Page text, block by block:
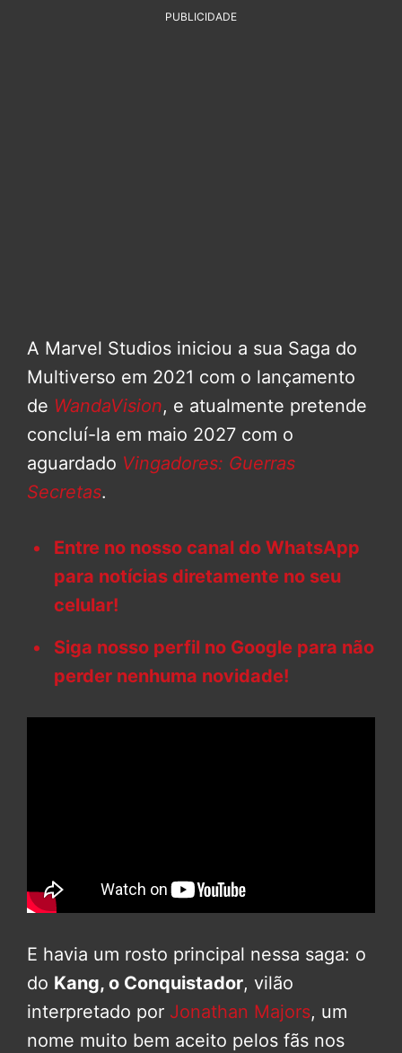
PUBLICIDADE
A Marvel Studios iniciou a sua Saga do
Multiverso em 2021 com o lançamento
de WandaVision, e atualmente pretende
concluí-la em maio 2027 com o
aguardado Vingadores: Guerras
Secretas.
Entre no nosso canal do WhatsApp
para notícias diretamente no seu
celular!
Siga nosso perfil no Google para não
perder nenhuma novidade!
E havia um rosto principal nessa saga: o
do Kang, o Conquistador, vilão
interpretado por Jonathan Majors, um
nome muito bem aceito pelos fãs nos